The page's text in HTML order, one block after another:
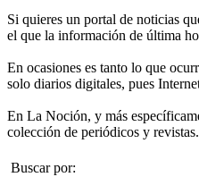
Si quieres un portal de noticias
el que la información de última
En ocasiones es tanto lo que
solo diarios digitales, pues
En La Noción, y más
colección de periódicos y
Buscar por: